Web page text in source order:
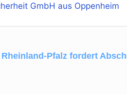
GmbH aus Oppenheim
Rheinland-Pfalz fordert